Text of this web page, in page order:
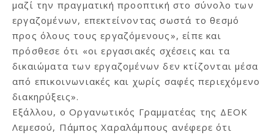
μαζί την πραγματική προοπτική στο σύνολο των
εργαζομένων, επεκτείνοντας σωστά το θεσμό
προς όλους τους εργαζόμενους», είπε και
πρόσθεσε ότι «οι εργασιακές σχέσεις και τα
δικαιώματα των εργαζομένων δεν κτίζονται μέσα
από επικοινωνιακές και χωρίς σαφές περιεχόμενο
διακηρύξεις».
Εξάλλου, ο Οργανωτικός Γραμματέας της ΔΕΟΚ
Λεμεσού, Πάμπος Χαραλάμπους ανέφερε ότι